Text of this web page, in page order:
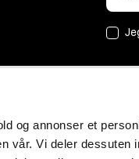
og annonser et
vår. Vi deler dessuten